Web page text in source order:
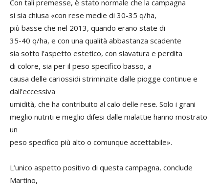
Con tali premesse, è stato normale che la campagna
si sia chiusa «con rese medie di 30-35 q/ha,
più basse che nel 2013, quando erano state di
35-40 q/ha, e con una qualità abbastanza scadente
sia sotto l’aspetto estetico, con slavatura e perdita
di colore, sia per il peso specifico basso, a
causa delle cariossidi striminzite dalle piogge continue e
dall’eccessiva
umidità, che ha contribuito al calo delle rese. Solo i grani
meglio nutriti e meglio difesi dalle malattie hanno mostrato
un
peso specifico più alto o comunque accettabile».
L’unico aspetto positivo di questa campagna, conclude
Martino,